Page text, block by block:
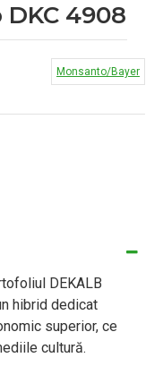
4908
Monsanto/Bayer
DEKALB
hibrid dedicat
superior, ce
cultură.